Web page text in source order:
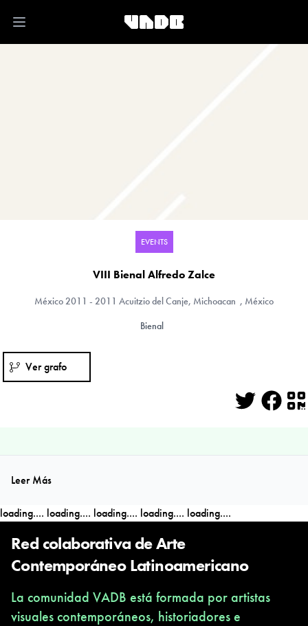
Open main menu
EVENTS
VIII Bienal Alfredo Zalce
México2011 - 2011 Acuitzio del Canje, Michoacan , México
Bienal
Ver grafo
Leer Más
loading.... loading.... loading.... loading.... loading....
Red colaborativa de Arte
Contemporáneo Latinoamericano
La comunidad VADB está formada por artistas
visuales contemporáneos, historiadores e